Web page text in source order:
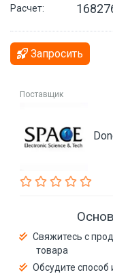
Расчет:
Запросить
Поставщик
Свяжитесь с
товара
Обсудите способ